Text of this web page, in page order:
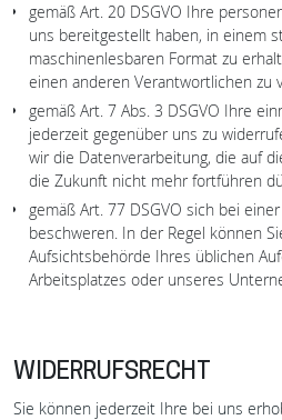
gemäß Art. 20 DSGVO Ihre
uns bereitgestellt haben, in einem
maschinenlesbaren Format zu
einen anderen Verantwortlichen zu
gemäß Art. 7 Abs. 3 DSGVO Ihre
jederzeit gegenüber uns zu
wir die Datenverarbeitung, die auf
die Zukunft nicht mehr fortführen
gemäß Art. 77 DSGVO sich bei
beschweren. In der Regel können
Aufsichtsbehörde Ihres üblichen
Arbeitsplatzes oder unseres
WIDERRUFSRECHT
Sie können jederzeit Ihre bei uns